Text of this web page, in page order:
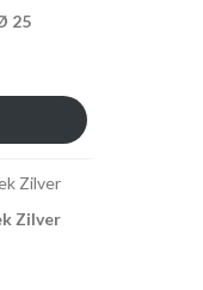
25
Zilver